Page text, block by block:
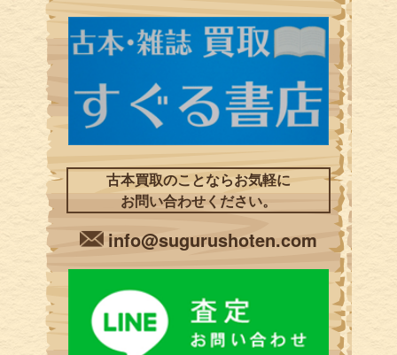
古本買取のことならお気軽に
お問い合わせください。
info@sugurushoten.com